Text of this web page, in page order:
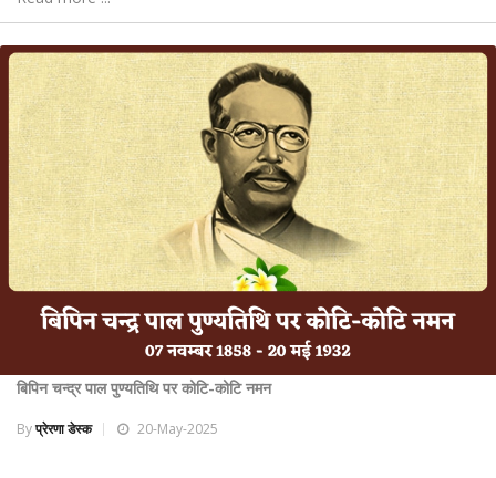
बिपिन चन्द्र पाल पुण्यतिथि पर कोटि-कोटि नमन
Byप्रेरणा डेस्क 20-May-2025